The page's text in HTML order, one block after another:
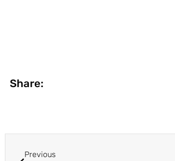
Share:
Previous